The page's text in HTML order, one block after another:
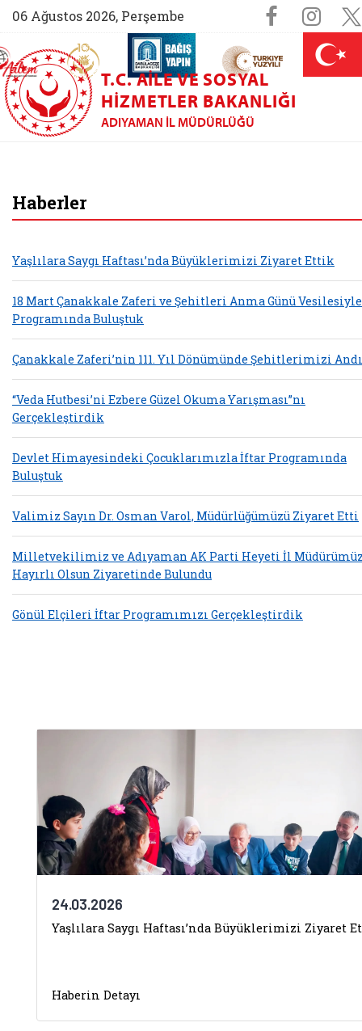
06 Ağustos 2026, Perşembe Sosyal
(yeni sekmede açılır)
AİLEM İletişim Merkezi (yeni sekmede açılır)
Aile ve Nüfus On Yılı (yeni sekmede açılır)
Darülaceze bağış sayfası (yeni
T.C. AILE VE SOSYAL
HIZMETLER BAKANLIĞI
ADIYAMAN İL MÜDÜRLÜĞÜ
Haberler
Yaşlılara Saygı Haftası’nda Büyüklerimizi Ziyaret Ettik
18 Mart Çanakkale Zaferi ve Şehitleri Anma Günü
Programında Buluştuk
Çanakkale Zaferi’nin 111. Yıl Dönümünde Şehitlerimizi
“Veda Hutbesi’ni Ezbere Güzel Okuma Yarışması”nı
Gerçekleştirdik
Devlet Himayesindeki Çocuklarımızla İftar Programında
Buluştuk
Valimiz Sayın Dr. Osman Varol, Müdürlüğümüzü Ziyaret Etti
Milletvekilimiz ve Adıyaman AK Parti Heyeti İl
Hayırlı Olsun Ziyaretinde Bulundu
Gönül Elçileri İftar Programımızı Gerçekleştirdik
24.03.2026
Yaşlılara Saygı Haftası’nda Büyüklerimizi Ziyaret
Haberin Detayı